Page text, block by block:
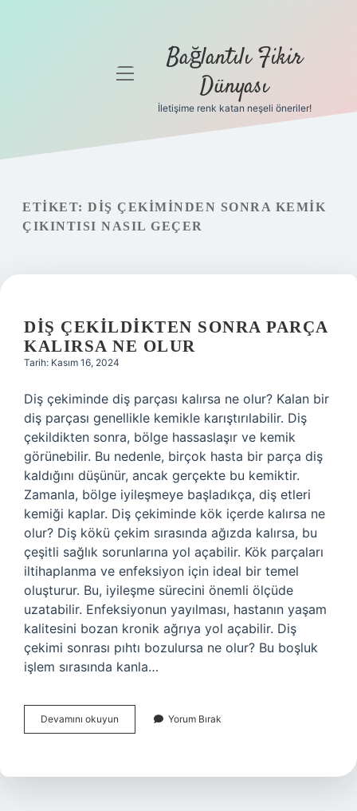
Gizlilik
Yasal Uyarı
menüyü
Bağlantılı Fikir
Dünyası
İletişime renk katan neşeli öneriler!
ETIKET: DIŞ ÇEKIMINDEN SONRA KEMIK
ÇIKINTISI NASIL GEÇER
DIŞ ÇEKILDIKTEN SONRA PARÇA
KALIRSA NE OLUR
Tarih: Kasım 16, 2024
Diş çekiminde diş parçası kalırsa ne olur? Kalan bir
diş parçası genellikle kemikle karıştırılabilir. Diş
çekildikten sonra, bölge hassaslaşır ve kemik
görünebilir. Bu nedenle, birçok hasta bir parça diş
kaldığını düşünür, ancak gerçekte bu kemiktir.
Zamanla, bölge iyileşmeye başladıkça, diş etleri
kemiği kaplar. Diş çekiminde kök içerde kalırsa ne
olur? Diş kökü çekim sırasında ağızda kalırsa, bu
çeşitli sağlık sorunlarına yol açabilir. Kök parçaları
iltihaplanma ve enfeksiyon için ideal bir temel
oluşturur. Bu, iyileşme sürecini önemli ölçüde
uzatabilir. Enfeksiyonun yayılması, hastanın yaşam
kalitesini bozan kronik ağrıya yol açabilir. Diş
çekimi sonrası pıhtı bozulursa ne olur? Bu boşluk
işlem sırasında kanla…
Devamını okuyun
Çekildikten
Kalırsa
Yorum Bırak